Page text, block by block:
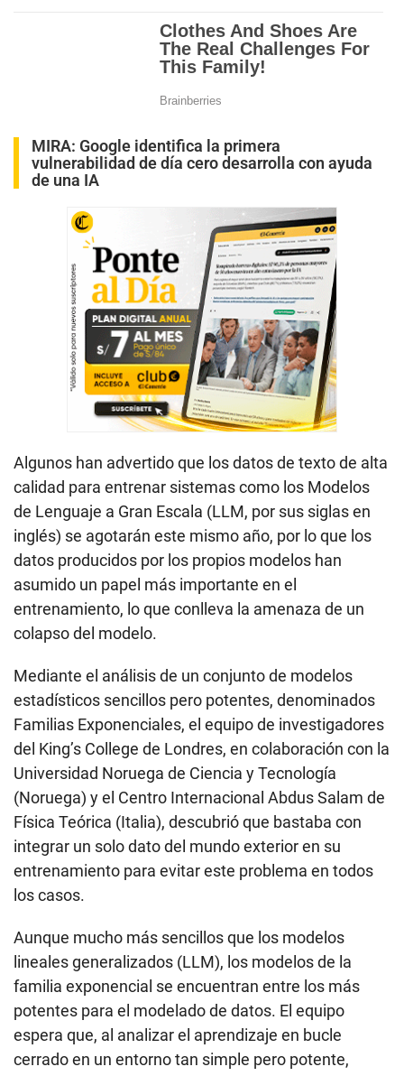
MIRA: Google identifica la primera
vulnerabilidad de día cero desarrolla con ayuda
de una IA
Algunos han advertido que los datos de texto de alta
calidad para entrenar sistemas como los Modelos
de Lenguaje a Gran Escala (LLM, por sus siglas en
inglés) se agotarán este mismo año, por lo que los
datos producidos por los propios modelos han
asumido un papel más importante en el
entrenamiento, lo que conlleva la amenaza de un
colapso del modelo.
Mediante el análisis de un conjunto de modelos
estadísticos sencillos pero potentes, denominados
Familias Exponenciales, el equipo de investigadores
del King’s College de Londres, en colaboración con la
Universidad Noruega de Ciencia y Tecnología
(Noruega) y el Centro Internacional Abdus Salam de
Física Teórica (Italia), descubrió que bastaba con
integrar un solo dato del mundo exterior en su
entrenamiento para evitar este problema en todos
los casos.
Aunque mucho más sencillos que los modelos
lineales generalizados (LLM), los modelos de la
familia exponencial se encuentran entre los más
potentes para el modelado de datos. El equipo
espera que, al analizar el aprendizaje en bucle
cerrado en un entorno tan simple pero potente,